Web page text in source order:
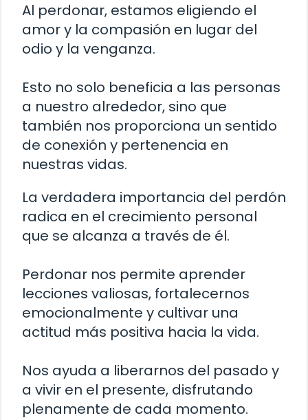
Al perdonar, estamos eligiendo el
amor y la compasión en lugar del
odio y la venganza.
Esto no solo beneficia a las personas
a nuestro alrededor, sino que
también nos proporciona un sentido
de conexión y pertenencia en
nuestras vidas.
La verdadera importancia del perdón
radica en el crecimiento personal
que se alcanza a través de él.
Perdonar nos permite aprender
lecciones valiosas, fortalecernos
emocionalmente y cultivar una
actitud más positiva hacia la vida.
Nos ayuda a liberarnos del pasado y
a vivir en el presente, disfrutando
plenamente de cada momento.